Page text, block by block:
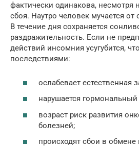
фактически одинакова, несмотря
сбоя. Наутро человек мучается
В течение дня сохраняется
раздражительность. Если не
действий инсомния усугубится,
последствиями:
ослабевает естественная
нарушается гормональный
возраст риск развития
болезней;
происходят сбои в обмене